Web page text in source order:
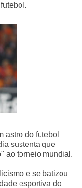
astro do futebol
sustenta que
ao torneio mundial.
e se batizou
esportiva do